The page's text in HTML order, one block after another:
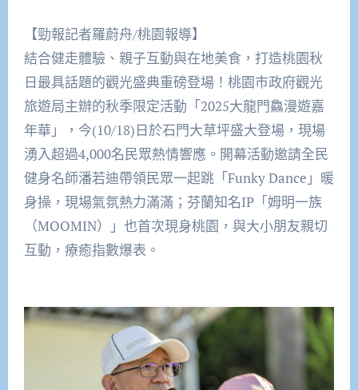
【勁報記者羅蔚舟/桃園報導】
結合健走體驗、親子互動與在地美食，打造桃園秋
日最具話題的觀光盛典重磅登場！桃園市政府觀光
旅遊局主辦的秋季限定活動「2025大龍門鱻漫遊嘉
年華」，今(10/18)日於石門大草坪盛大登場，現場
湧入超過4,000名民眾熱情響應。開幕活動邀請全民
健身名師潘若迪帶領民眾一起跳「Funky Dance」暖
身操，現場氣氛熱力滿滿；芬蘭知名IP「姆明一族
（MOOMIN）」也首次現身桃園，與大小朋友親切
互動，療癒指數爆表。